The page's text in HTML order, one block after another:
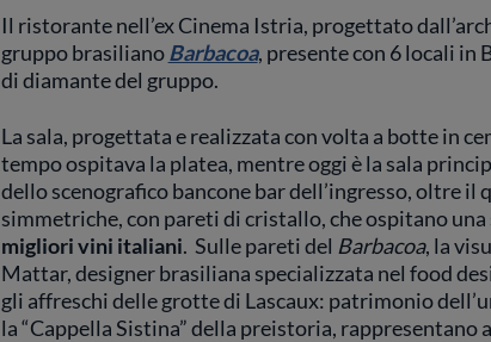
Il ristorante nell’ex Cinema Istria, progettato
gruppo brasilianoBarbacoa, presente con 6 locali in
di diamante del gruppo.
La sala, progettata e realizzata con volta a botte in
tempo ospitava la platea, mentre oggi è la sala
dello scenografico bancone bar dell’ingresso, oltre il
simmetriche, con pareti di cristallo, che ospitano
migliori vini italiani. Sulle pareti del Barbacoa, la
Mattar, designer brasiliana specializzata nel food
gli affreschi delle grotte di Lascaux: patrimonio
la “Cappella Sistina” della preistoria,